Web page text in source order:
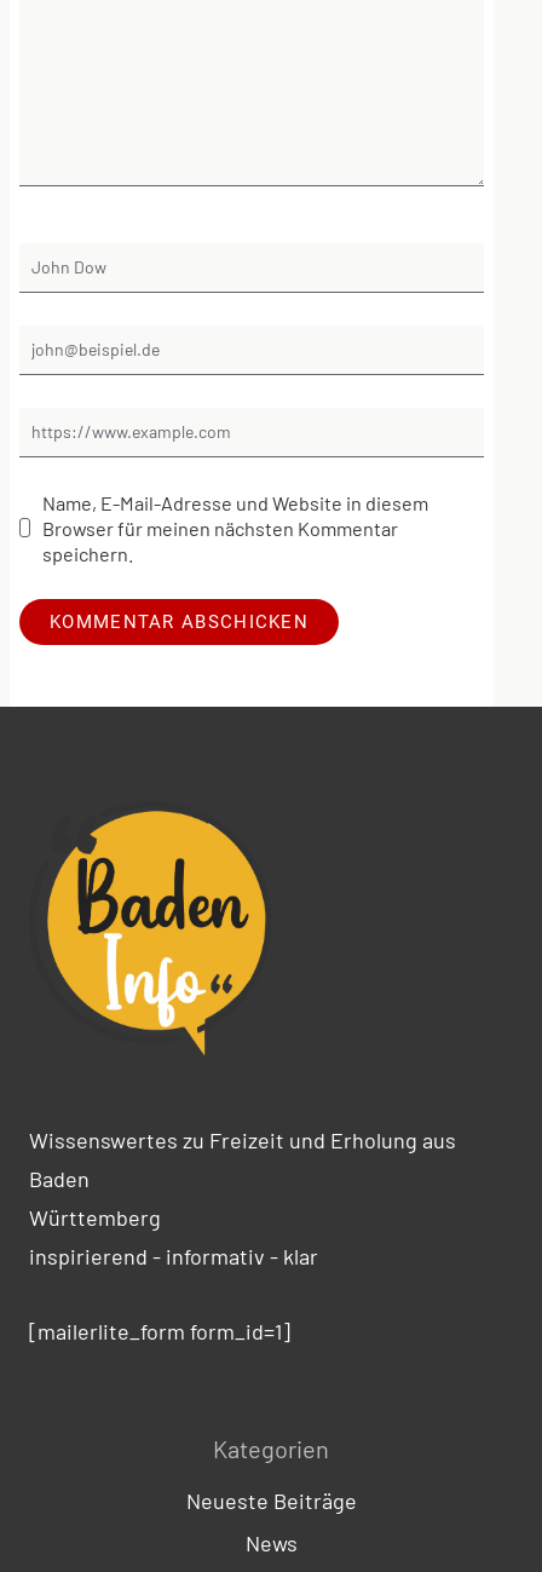
Name, E-Mail-Adresse und Website in diesem
Browser für meinen nächsten Kommentar
speichern.
Wissenswertes zu Freizeit und Erholung aus
Baden
Württemberg
inspirierend - informativ - klar
[mailerlite_form form_id=1]
Kategorien
Neueste Beiträge
News